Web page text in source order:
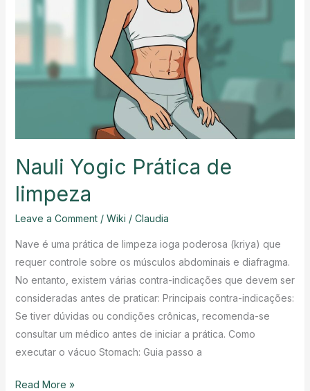
Images
&
Nauli Yogic Prática de
limpeza
Leave a Comment / Wiki / Claudia
Nave é uma prática de limpeza ioga poderosa (kriya) que
requer controle sobre os músculos abdominais e diafragma.
No entanto, existem várias contra-indicações que devem ser
consideradas antes de praticar: Principais contra-indicações:
Se tiver dúvidas ou condições crônicas, recomenda-se
consultar um médico antes de iniciar a prática. Como
executar o vácuo Stomach: Guia passo a
Nauli
Read More »